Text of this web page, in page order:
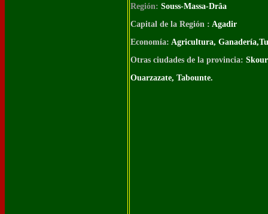
Región: Souss-Massa-Drâa
Capital de la Región : Agadir
Economía: Agricultura,
Otras ciudades de la provincia:
Ouarzazate, Tabounte.